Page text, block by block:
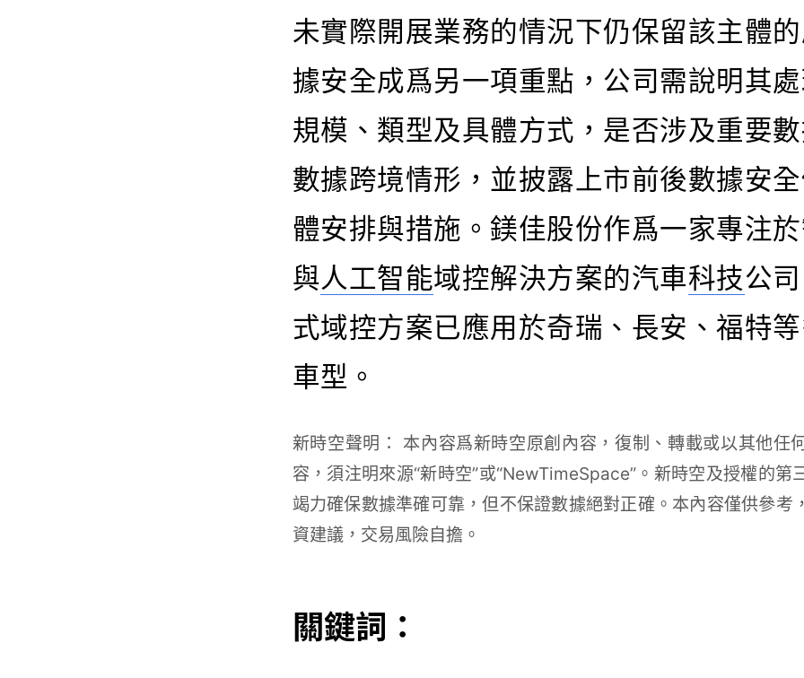
未實際開展業務的情況下仍保留該主體
據安全成爲另一項重點，公司需說明其
規模、類型及具體方式，是否涉及重要
數據跨境情形，並披露上市前後數據安
體安排與措施。鎂佳股份作爲一家專注
與人工智能域控解決方案的汽車科技公
式域控方案已應用於奇瑞、長安、福特
車型。
新時空聲明：
本內容爲新時空原創內容，復制、轉載或以其他任
容，須注明來源“新時空”或“NewTimeSpace”。新時空及授權的第
竭力確保數據準確可靠，但不保證數據絕對正確。本內容僅供參考
資建議，交易風險自擔。
關鍵詞：